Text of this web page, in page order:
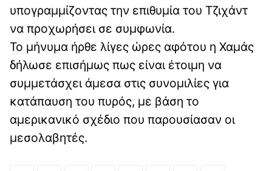
υπογραμμίζοντας την επιθυμία του Τζιχάντ
να προχωρήσει σε συμφωνία.
Το μήνυμα ήρθε λίγες ώρες αφότου η Χαμάς
δήλωσε επισήμως πως είναι έτοιμη να
συμμετάσχει άμεσα στις συνομιλίες για
κατάπαυση του πυρός, με βάση το
αμερικανικό σχέδιο που παρουσίασαν οι
μεσολαβητές.